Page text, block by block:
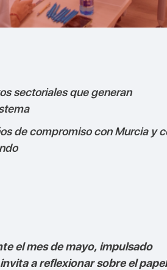
sectoriales que generan
de compromiso con Murcia y
el mes de mayo, impulsado
a reflexionar sobre el papel